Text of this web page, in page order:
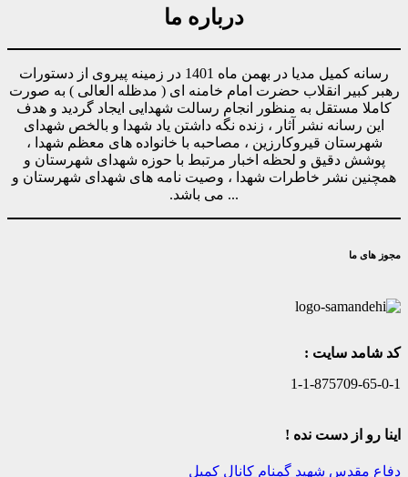
درباره ما
رسانه کمیل مدیا در بهمن ماه 1401 در زمینه پیروی از دستورات
رهبر کبیر انقلاب حضرت امام خامنه ای ( مدظله العالی ) به صورت
کاملا مستقل به منظور انجام رسالت شهدایی ایجاد گردید و هدف
این رسانه نشر آثار ، زنده نگه داشتن یاد شهدا و بالخص شهدای
شهرستان قیروکارزین ، مصاحبه با خانواده های معظم شهدا ،
پوشش دقیق و لحظه اخبار مرتبط با حوزه شهدای شهرستان و
همچنین نشر خاطرات شهدا ، وصیت نامه های شهدای شهرستان و
... می باشد.
مجوز های ما
کد شامد سایت :
1-1-875709-65-0-1
اینا رو از دست نده !
دفاع مقدس شهید گمنام کانال کمیل